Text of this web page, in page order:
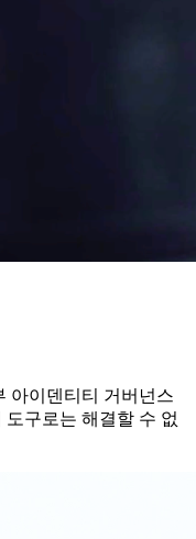
아이덴티티 거버넌스
구로는 해결할 수 없